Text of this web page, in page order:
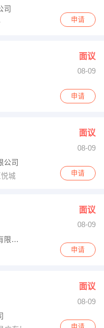
司
申请
面议
08-09
申请
面议
08-09
公司
城
申请
面议
08-09
江门市信愉尚誉物业管理有限公司
申请
面议
08-09